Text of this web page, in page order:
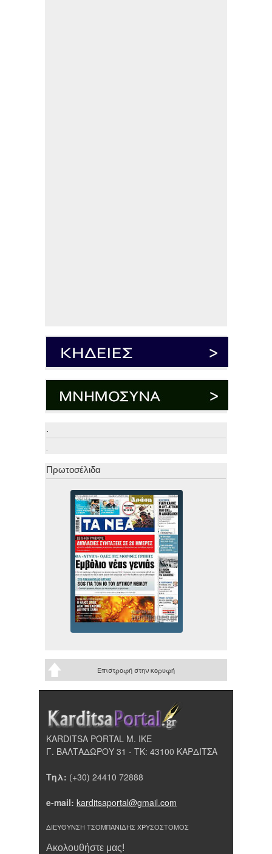
.
.
Πρωτοσέλιδα
Επιστροφή στην κορυφή
KARDITSA PORTAL Μ. ΙΚΕ
Γ. ΒΑΛΤΑΔΩΡΟΥ 31 - ΤΚ: 43100 ΚΑΡΔΙΤΣΑ
Τηλ: (+30) 24410 72888
e-mail: karditsaportal@gmail.com
ΔΙΕΥΘΥΝΣΗ ΤΣΟΜΠΑΝΙΔΗΣ ΧΡΥΣΟΣΤΟΜΟΣ
Ακολουθήστε μας!